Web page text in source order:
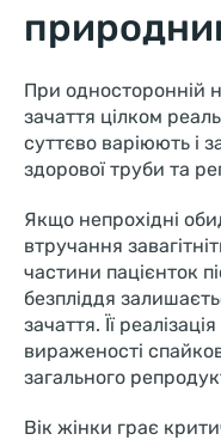
При односторонній
зачаття цілком
суттєво варіюють і
здорової труби та
Якщо непрохідні
втручання
частини пацієнток
безпліддя
зачаття. Її
вираженості
загального
Вік жінки грає